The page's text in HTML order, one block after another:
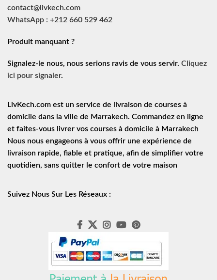
contact@livkech.com
WhatsApp : +212 660 529 462
Produit manquant ?
Signalez-le nous, nous serions ravis de vous servir. Cliquez
ici pour signaler.
LivKech.com est un service de
livraison de courses à
domicile dans la ville de Marrakech. Commandez en ligne
et faites-vous livrer vos courses à domicile à Marrakech
Nous nous engageons à vous offrir une expérience de
livraison rapide, fiable et pratique, afin de simplifier votre
quotidien, sans quitter le confort de votre maison
Suivez Nous Sur Les Réseaux :